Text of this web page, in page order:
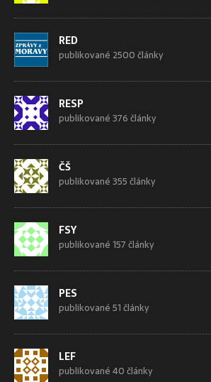
RED
publikované 2500 články
RESP
publikované 376 články
ČŠ
publikované 355 články
FSY
publikované 157 články
PES
publikované 51 články
LEF
publikované 40 články